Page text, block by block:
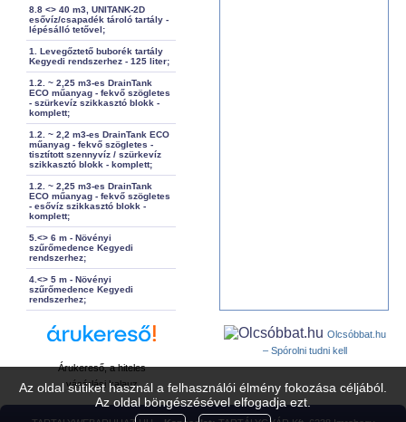
Az oldal sütiket használ a felhasználói élmény fokozása céljából.
Az oldal böngészésével elfogadja ezt.
8.8 <> 40 m3, UNITANK-2D
esővíz/csapadék tároló tartály -
lépésálló tetővel;
1. Levegőztető buborék tartály
Kegyedi rendszerhez - 125 liter;
1.2. ~ 2,25 m3-es DrainTank
ECO műanyag - fekvő szögletes
- szürkevíz szikkasztó blokk -
komplett;
1.2. ~ 2,2 m3-es DrainTank ECO
műanyag - fekvő szögletes -
tisztított szennyvíz / szürkevíz
szikkasztó blokk - komplett;
1.2. ~ 2,25 m3-es DrainTank
ECO műanyag - fekvő szögletes
- esővíz szikkasztó blokk -
komplett;
5.<> 6 m - Növényi
szűrőmedence Kegyedi
rendszerhez;
4.<> 5 m - Növényi
szűrőmedence Kegyedi
rendszerhez;
Árukereső, a hiteles
vásárlási kalauz
Olcsóbbat.hu
– Spórolni tudni kell